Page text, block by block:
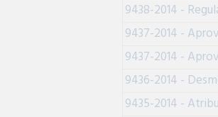
9438-2014 -
9437-2014 -
9437-2014 -
9436-2014 -
9435-2014 -